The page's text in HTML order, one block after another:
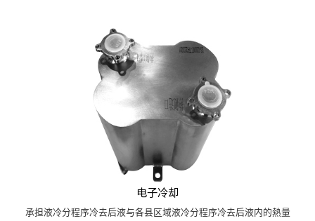
电子冷却
承担液冷分程序冷去后液与各县区域液冷分程序冷去后液内的熱量